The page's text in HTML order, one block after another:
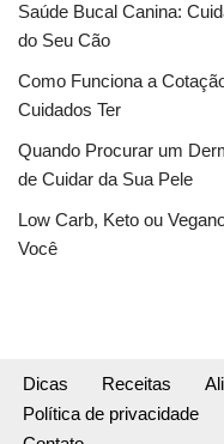
Saúde Bucal Canina:
do Seu Cão
Como Funciona a
Cuidados Ter
Quando Procurar um
de Cuidar da Sua Pele
Low Carb, Keto ou
Você
Dicas Receitas
Política de privacidade